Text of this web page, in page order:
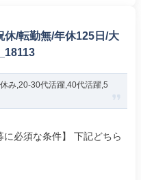
休/転勤無/年休125日/大
み,20-30代活躍,40代活躍,5
必須な条件】 下記どちら